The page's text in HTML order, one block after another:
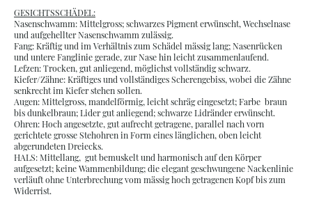
GESICHTSSCHÄDEL:
Nasenschwamm: Mittelgross; schwarzes Pigment erwünscht, Wechselnase
und aufgehellter Nasenschwamm zulässig.
Fang: Kräftig und im Verhältnis zum Schädel mässig lang; Nasenrücken
und untere Fanglinie gerade, zur Nase hin leicht zusammenlaufend.
Lefzen: Trocken, gut anliegend, möglichst vollständig schwarz.
Kiefer/Zähne: Kräftiges und vollständiges Scherengebiss, wobei die Zähne
senkrecht im Kiefer stehen sollen.
Augen: Mittelgross, mandelförmig, leicht schräg eingesetzt; Farbe braun
bis dunkelbraun; Lider gut anliegend; schwarze Lidränder erwünscht.
Ohren: Hoch angesetzte, gut aufrecht getragene, parallel nach vorn
gerichtete grosse Stehohren in Form eines länglichen, oben leicht
abgerundeten Dreiecks.
HALS: Mittellang, gut bemuskelt und harmonisch auf den Körper
aufgesetzt; keine Wammenbildung; die elegant geschwungene Nackenlinie
verläuft ohne Unterbrechung vom mässig hoch getragenen Kopf bis zum
Widerrist.